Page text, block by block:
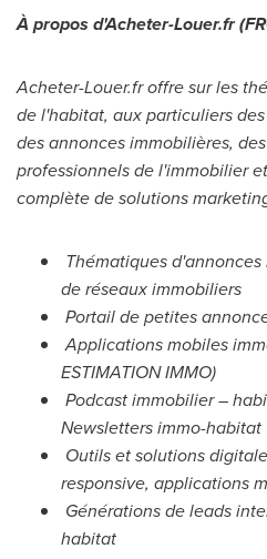
À propos d'Acheter-Louer.fr
Acheter-Louer.fr offre sur les
de l'habitat, aux particuliers
des annonces immobilières,
professionnels de l'immobilier
complète de solutions
Thématiques
de réseaux immobiliers
Portail de petites
Applications mobiles
ESTIMATION IMMO)
Podcast immobilier –
Newsletters immo-habitat
Outils et solutions
responsive, applications
Générations de leads
habitat